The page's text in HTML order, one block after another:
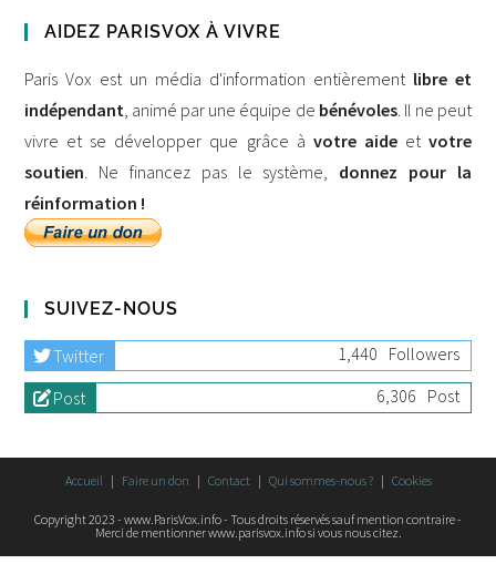
AIDEZ PARISVOX À VIVRE
Paris Vox est un média d'information entièrement libre et
indépendant, animé par une équipe de bénévoles. Il ne peut
vivre et se développer que grâce à votre aideet votre
soutien. Ne financez pas le système, donnez pour la
réinformation !
SUIVEZ-NOUS
Twitter 1,440 Followers
Post
6,306 Post
Accueil Faire un don Contact Qui sommes-nous ? Cookies
Copyright 2023 - www.ParisVox.info - Tous droits réservés sauf mention contraire -
Merci de mentionner www.parisvox.info si vous nous citez.